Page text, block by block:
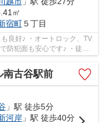
㎡
宿町５丁目
良好♪ ・オートロック、TV
防犯面も安心です♪ ・徒歩
忘...
南古谷駅前
」駅 徒歩5分
河岸」駅 徒歩40分